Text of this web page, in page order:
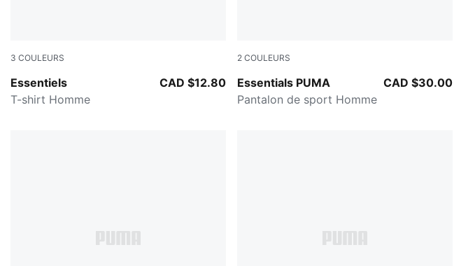
3 COULEURS
Essentiels
PUMA BLACK
T-shirt Homme
CAD $12.80
2 COULEURS
Essentials PUMA
PUMA BLACK
Pantalon de sport Homme
CAD $30.00